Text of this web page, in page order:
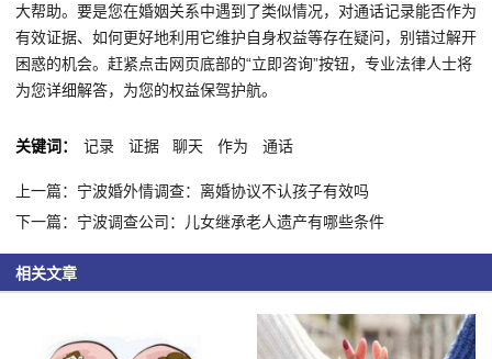
大帮助。要是您在婚姻关系中遇到了类似情况，对通话记录能否作为
有效证据、如何更好地利用它维护自身权益等存在疑问，别错过解开
困惑的机会。赶紧点击网页底部的“立即咨询”按钮，专业法律人士将
为您详细解答，为您的权益保驾护航。
关键词： 记录 证据 聊天 作为 通话
上一篇：宁波婚外情调查：离婚协议不认孩子有效吗
下一篇：宁波调查公司：儿女继承老人遗产有哪些条件
相关文章